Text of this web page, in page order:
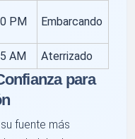
PM Embarcando
AM Aterrizado
para
fuente más